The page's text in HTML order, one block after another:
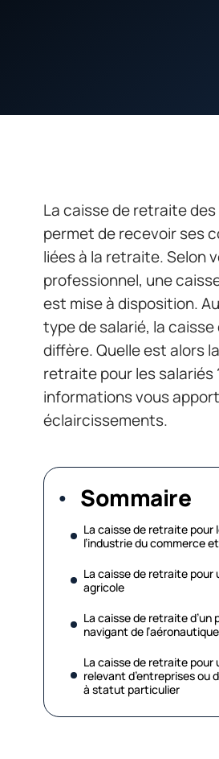
La caisse de retraite
permet de recevoir ses
liées à la retraite. Selon
professionnel, une
est mise à disposition.
type de salarié, la
diffère. Quelle est alors
retraite pour les salariés
informations vous
éclaircissements.
Sommaire
La caisse de retraite pour
l’industrie du commerce
La caisse de retraite pour
agricole
La caisse de retraite d’un
navigant de
La caisse de retraite pour
relevant d’entreprises ou
à statut particulier